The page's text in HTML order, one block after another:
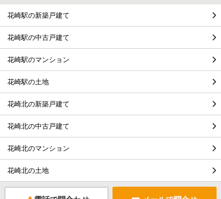
花崎駅の新築戸建て
花崎駅の中古戸建て
花崎駅のマンション
花崎駅の土地
花崎北の新築戸建て
花崎北の中古戸建て
花崎北のマンション
花崎北の土地